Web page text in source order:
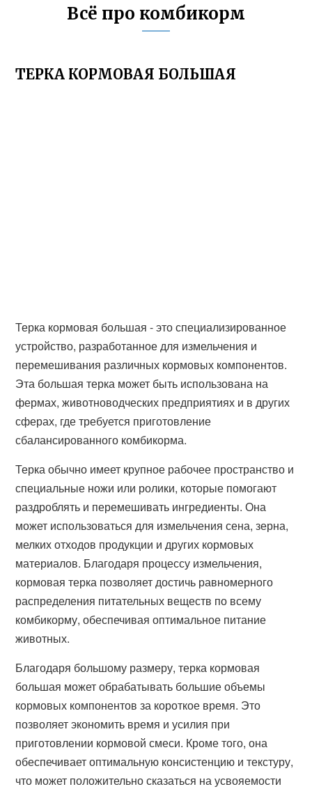
Всё про комбикорм
ТЕРКА КОРМОВАЯ БОЛЬШАЯ
Терка кормовая большая - это специализированное
устройство, разработанное для измельчения и
перемешивания различных кормовых компонентов.
Эта большая терка может быть использована на
фермах, животноводческих предприятиях и в других
сферах, где требуется приготовление
сбалансированного комбикорма.
Терка обычно имеет крупное рабочее пространство и
специальные ножи или ролики, которые помогают
раздроблять и перемешивать ингредиенты. Она
может использоваться для измельчения сена, зерна,
мелких отходов продукции и других кормовых
материалов. Благодаря процессу измельчения,
кормовая терка позволяет достичь равномерного
распределения питательных веществ по всему
комбикорму, обеспечивая оптимальное питание
животных.
Благодаря большому размеру, терка кормовая
большая может обрабатывать большие объемы
кормовых компонентов за короткое время. Это
позволяет экономить время и усилия при
приготовлении кормовой смеси. Кроме того, она
обеспечивает оптимальную консистенцию и текстуру,
что может положительно сказаться на усвояемости